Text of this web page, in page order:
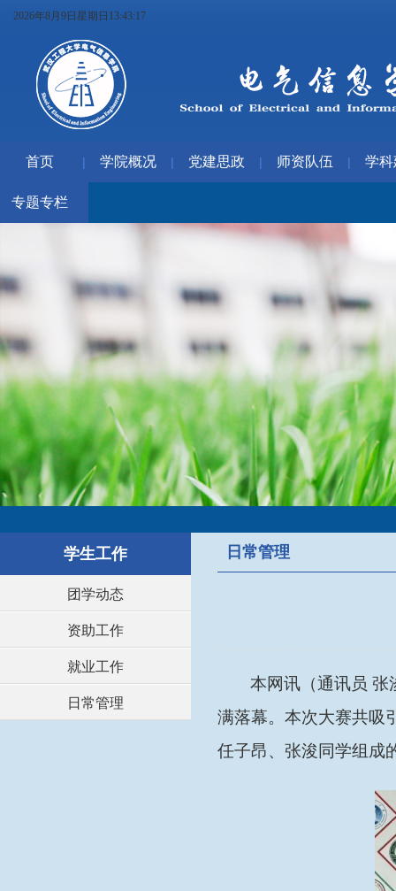
2026年8月9日星期日13:43:18
首页 | 学院概况 | 党建思政 | 师资队伍 | 学
专题专栏
学生工作
团学动态
资助工作
就业工作
日常管理
日常管理
本网讯（通讯员 张
满落幕。本次大赛共吸
任子昂、张浚同学组成